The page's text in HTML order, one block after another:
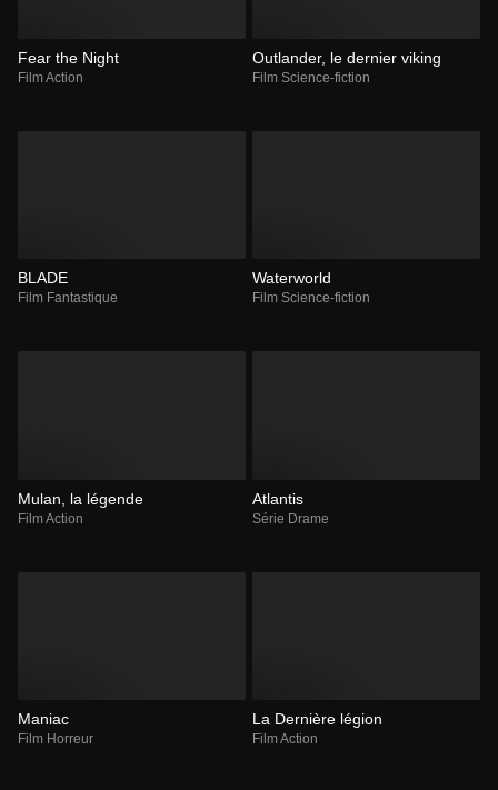
Fear the Night
Film Action
Outlander, le dernier viking
Film Science-fiction
BLADE
Film Fantastique
Waterworld
Film Science-fiction
Mulan, la légende
Film Action
Atlantis
Série Drame
Maniac
Film Horreur
La Dernière légion
Film Action